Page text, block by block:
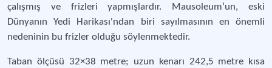
çalışmış ve frizleri yapmışlardır. Mausoleum’un, eski
Dünyanın Yedi Harikası'ndan biri sayılmasının en önemli
nedeninin bu frizler olduğu söylenmektedir.
Taban ölçüsü 32×38 metre; uzun kenarı 242,5 metre kısa